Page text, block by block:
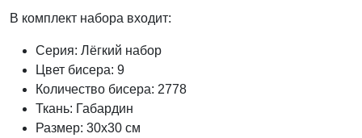
В комплект набора входит:
Серия: Лёгкий набор
Цвет бисера: 9
Количество бисера: 2778
Ткань: Габардин
Размер: 30x30 см